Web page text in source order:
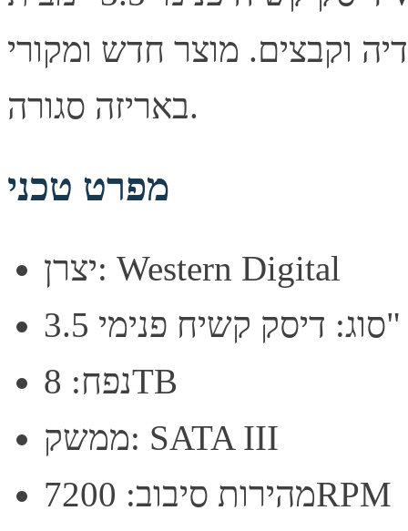
וקבצים. מוצר חדש ומקורי
באריזה סגורה.
מפרט טכני
יצרן: Western Digital
סוג: דיסק קשיח פנימי 3.5"
נפח: 8TB
ממשק: SATA III
מהירות סיבוב: 7200RPM